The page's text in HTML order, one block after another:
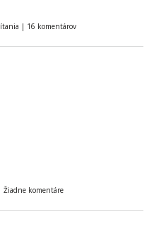
| 16 komentárov
Žiadne komentáre